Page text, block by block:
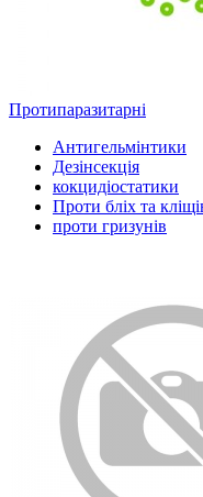
Протипаразитарні
Антигельмінтики
Дезінсекція
кокцидіостатики
Проти бліх та
проти гризунів